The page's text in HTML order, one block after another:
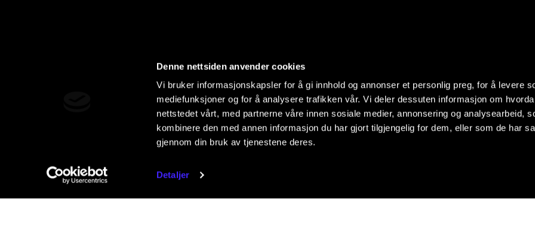
Denne nettsiden anvender cookies
Vi bruker informasjonskapsler for å gi innhold og annonser et personlig preg, for å levere
mediefunksjoner og for å analysere trafikken vår. Vi deler dessuten informasjon om
nettstedet vårt, med partnerne våre innen sosiale medier, annonsering og analysearbeid,
kombinere den med annen informasjon du har gjort tilgjengelig for dem, eller som de har
gjennom din bruk av tjenestene deres.
Detaljer